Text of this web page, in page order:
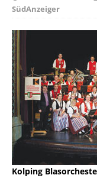
SüdAnzeiger
Kolping